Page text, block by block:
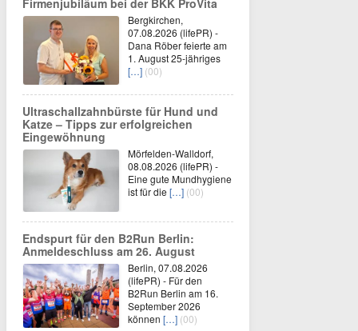
Firmenjubiläum bei der BKK ProVita
Bergkirchen,
07.08.2026 (lifePR) -
Dana Röber feierte am
1. August 25-jähriges
[…] (00)
Ultraschallzahnbürste für Hund und
Katze – Tipps zur erfolgreichen
Eingewöhnung
Mörfelden-Walldorf,
08.08.2026 (lifePR) -
Eine gute Mundhygiene
ist für die […] (00)
Endspurt für den B2Run Berlin:
Anmeldeschluss am 26. August
Berlin, 07.08.2026
(lifePR) - Für den
B2Run Berlin am 16.
September 2026
können […] (00)